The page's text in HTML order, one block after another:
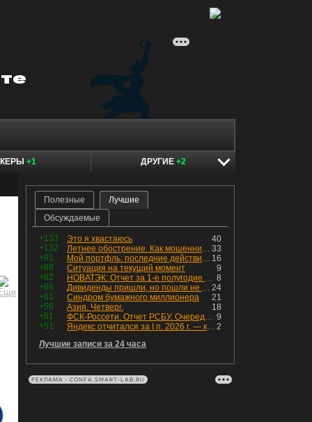
+1 ДРУГИЕ +2
Полезные
Лучшие
Обсуждаемые
+133 40
Это я хвастаюсь
+132
33
Летнее обострение. Как мошенники пытаются подсунуть кнопку "БАБЛО" девушкам
+91
16
Мой портфль: последние действия и текущая структура. Краткий комментарий по всем позициям
+88
9
Ситуация на текущий момент
+82
8
НОВАТЭК: Отчет за 1-е полугодие 2026 - прибыль продолжает падать, но лучшее впереди, если не прилетит
+68
24
Дивиденды пришли, но пошли не туда
+61
21
Синдром бумажного миллионера
+56
18
Азия. Четверг.
+51
9
ФСК-Россети. Отчет РСБУ. Очередная допка - бомбовые новости в эфире
+51
2
Яндекс отчитался за I п. 2026 г. — компания увеличила инвестиции и долг. Buyback начал работать, продали Авто.Ру.
Лучшие записи за 24 часа
РЕКЛАМА • CONFA.SMART-LAB.RU